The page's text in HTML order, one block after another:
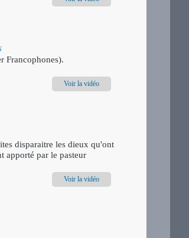
Francophones).
Voir la vidéo
disparaitre les dieux qu'ont
apporté par le pasteur
Voir la vidéo